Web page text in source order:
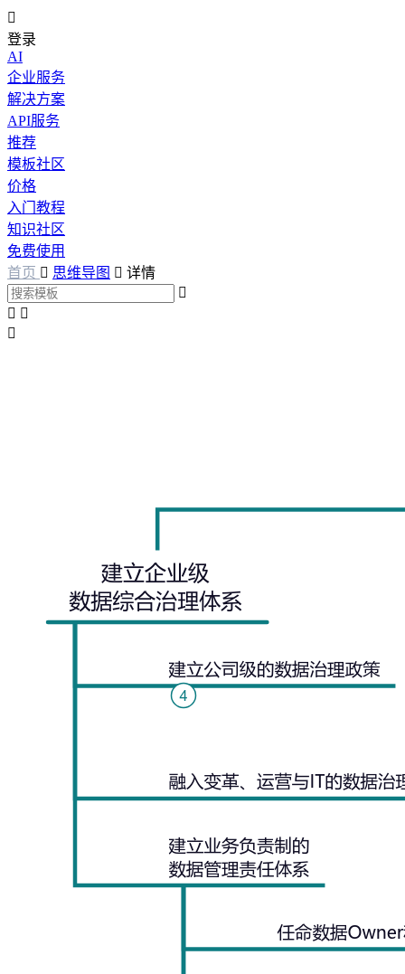

登录
AI
企业服务
解决方案
API服务
推荐
模板社区
价格
入门教程
知识社区
免费使用
首页  思维导图  详情

 
